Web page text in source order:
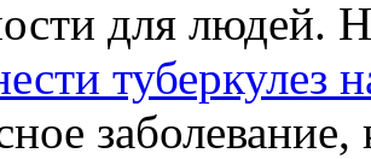
для людей.
туберкулез